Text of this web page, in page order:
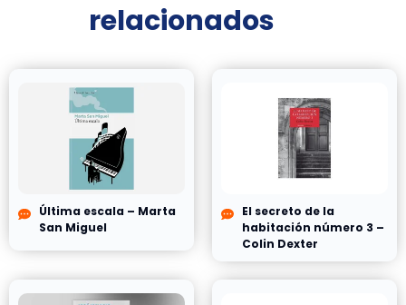
relacionados
Última escala – Marta
San Miguel
El secreto de la
habitación número 3 –
Colin Dexter